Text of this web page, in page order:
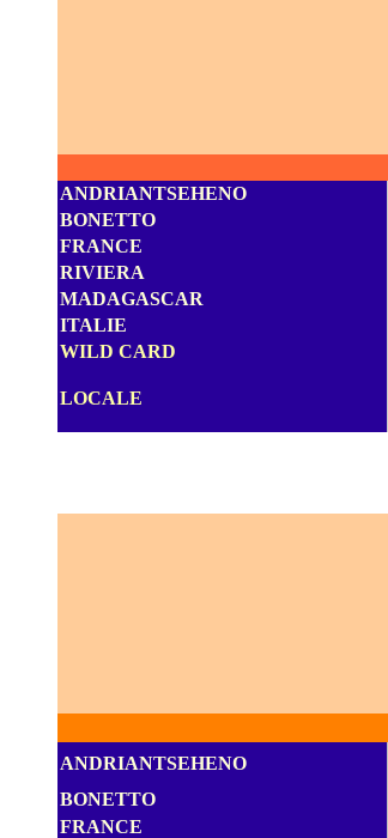
ANDRIANTSEHENO
BONETTO
FRANCE
RIVIERA
MADAGASCAR
ITALIE
WILD CARD
LOCALE
ANDRIANTSEHENO
BONETTO
FRANCE